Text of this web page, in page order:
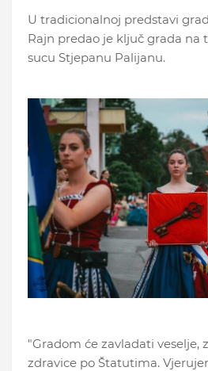
U tradicionalnoj predstavi
Rajn predao je ključ grada na
sucu Stjepanu Palijanu.
"Gradom će zavladati veselje,
zdravice po Štatutima.